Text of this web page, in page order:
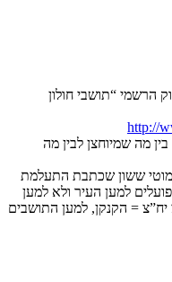
הרשמי “תושבי חולון
http://
מה שמיוחצן לבין מה
ששון שכתבת התעלמת
למען העיר ולא למען
= הקנקן, למען התושבים